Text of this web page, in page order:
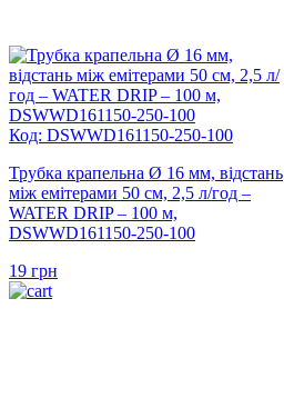
Код: DSWWD161150-250-100
Трубка крапельна Ø 16 мм, відстань
між емітерами 50 см, 2,5 л/год –
WATER DRIP – 100 м,
DSWWD161150-250-100
19 грн